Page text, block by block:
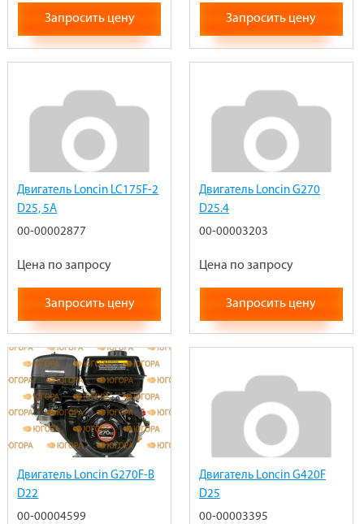
Запросить цену Запросить цену
Двигатель Loncin LC175F-2
D25, 5А
00-00002877
Цена по запросу
Запросить цену
Двигатель Loncin G270
D25.4
00-00003203
Цена по запросу
Запросить цену
Двигатель Loncin G270F-B
D22
00-00004599
Двигатель Loncin G420F
D25
00-00003395